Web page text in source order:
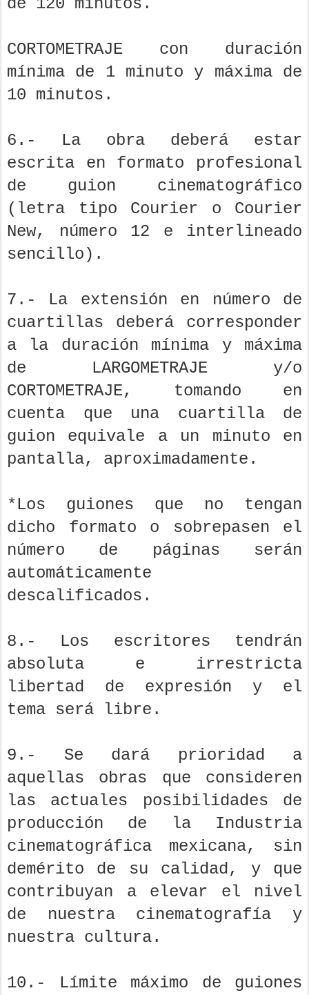
CORTOMETRAJE con duración
mínima de 1 minuto y máxima de
10 minutos.
6.- La obra deberá estar
escrita en formato profesional
de guion cinematográfico
(letra tipo Courier o Courier
New, número 12 e interlineado
sencillo).
7.- La extensión en número de
cuartillas deberá corresponder
a la duración mínima y máxima
de LARGOMETRAJE y/o
CORTOMETRAJE, tomando en
cuenta que una cuartilla de
guion equivale a un minuto en
pantalla, aproximadamente.
*Los guiones que no tengan
dicho formato o sobrepasen el
número de páginas serán
automáticamente
descalificados.
8.- Los escritores tendrán
absoluta e irrestricta
libertad de expresión y el
tema será libre.
9.- Se dará prioridad a
aquellas obras que consideren
las actuales posibilidades de
producción de la Industria
cinematográfica mexicana, sin
demérito de su calidad, y que
contribuyan a elevar el nivel
de nuestra cinematografía y
nuestra cultura.
10.- Límite máximo de guiones